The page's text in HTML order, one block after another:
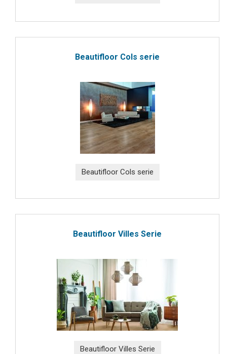
Beautifloor Cols serie
Beautifloor Cols serie
Beautifloor Villes Serie
Beautifloor Villes Serie